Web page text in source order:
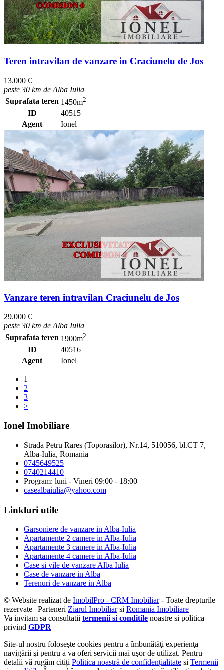
Teren intravilan de vanzare in Craciunelu de Jos
13.000 €
peste 30 km de Alba Iulia
Suprafata teren 1450m2
ID
40515
Agent
Ionel
Vanzare teren intravilan Craciunelu de Jos
29.000 €
peste 30 km de Alba Iulia
Suprafata teren 1900m2
ID
40516
Agent
Ionel
1
2
3
>
Ionel Imobiliare
Strada Petru Rares (Toporasilor), Nr.14, 510056, bl.CT 7,
Alba-Iulia, Romania
0745649525
0740214410
Program: luni - Vineri 09:00 - 18:00
casealbaiulia@yahoo.com
Linkluri utile
Garsoniere de vanzare in Alba-Iulia
Apartamente 2 camere in Alba-Iulia
Apartamente 3 camere in Alba-Iulia
Apartamente 4 camere in Alba-Iulia
Case si vile de vanzare Alba Iulia
Case de vanzare in Alba
Terenuri de vanzare in Alba
© Website realizat de ImobilPro - CRM Imobiliar- Toate drepturile
rezervate | Parteneri Ziarul Imobiliarsi Romania Imobiliare
Va invitam sa consultatii termenii si conditile noastre si politica
privind GDPR
Site-ul nostru foloseşte cookies pentru a îmbunătăţi experienţa
navigării şi pentru a va oferi servicii mai uşor de utilizat. Pentru
detalii vă rugăm citiți Politica noastră de confidențialitate si Termenii